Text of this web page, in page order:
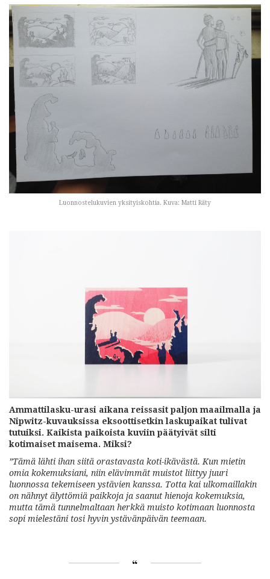
Luonnostelukuvien yksityiskohtia. Kuva: Matti Räty
Ammattilasku-urasi aikana reissasit paljon maailmalla ja
Nipwitz-kuvauksissa eksoottisetkin laskupaikat tulivat
tutuiksi. Kaikista paikoista kuviin päätyivät silti
kotimaiset maisema. Miksi?
”Tämä lähti ihan siitä orastavasta koti-ikävästä. Kun mietin
omia kokemuksiani, niin elävimmät muistot liittyy juuri
luonnossa tekemiseen ystävien kanssa. Totta kai ulkomaillakin
on nähnyt älyttömiä paikkoja ja saanut hienoja kokemuksia,
mutta tämä tunnelmaltaan herkkä muisto kotimaan luonnosta
sopi mielestäni tosi hyvin ystävänpäivän teemaan.